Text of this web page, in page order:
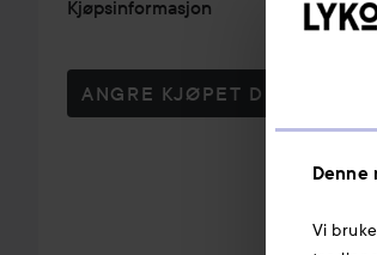
Denne
Vi
Kjøpsinformasjon
ANGRE KJØPET DITT